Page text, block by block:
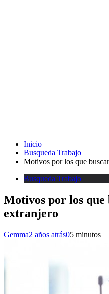
Inicio
Busqueda Trabajo
Motivos por los que
Busqueda Trabajo
Motivos por los que
extranjero
Gemma2 años atrás05 minutos